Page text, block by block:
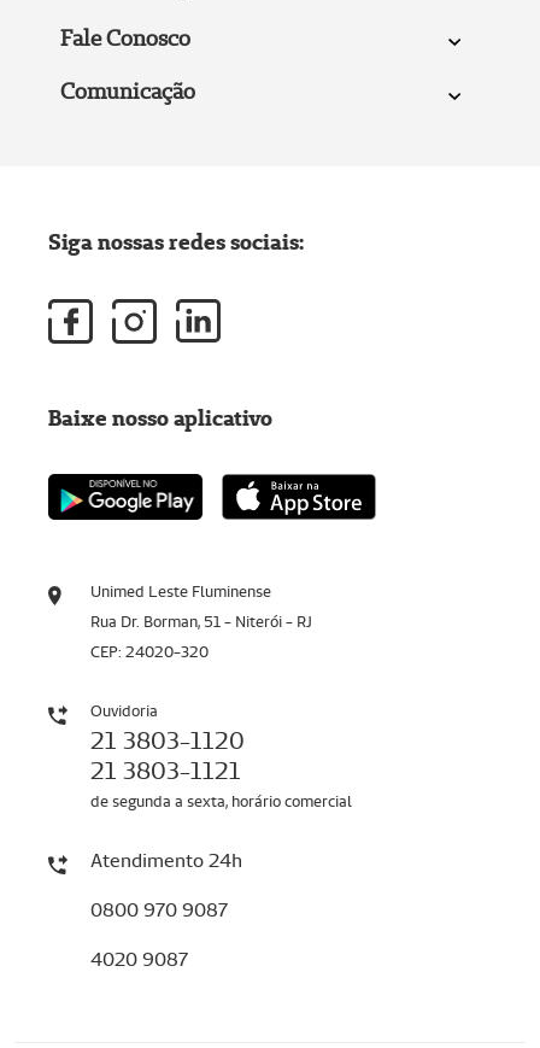
Fale Conosco
Comunicação
Unimed Leste Fluminense
Rua Dr. Borman, 51 - Niterói - RJ
CEP: 24020-320
Ouvidoria
21 3803-1120
21 3803-1121
de segunda a sexta, horário comercial
Atendimento 24h
0800 970 9087
4020 9087
Siga nossas redes sociais:
Baixe nosso aplicativo